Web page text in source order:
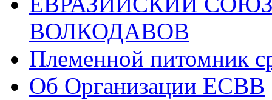
ВОЛКОДАВОВ
Племенной питомник
Об Организации ЕСВВ